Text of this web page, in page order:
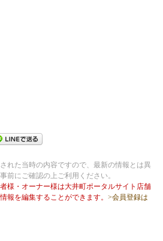
れた当時の内容ですので、最新の情報とは異
前にご確認の上ご利用ください。
様・オーナー様は大井町ポータルサイト店舗
報を編集することができます。 >会員登録は